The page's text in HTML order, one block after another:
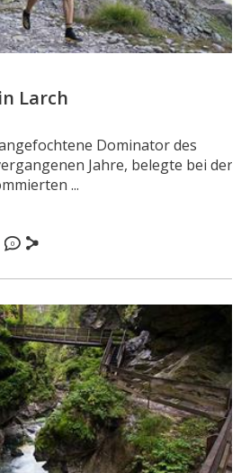
Larch
Dominator des
Jahre, belegte bei der
...
0